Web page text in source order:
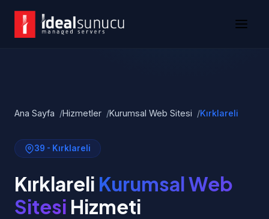
Ana Sayfa Hizmetler Kurumsal Web Sitesi Kırklareli
39 - Kırklareli
Kırklareli Kurumsal Web
Sitesi Hizmeti